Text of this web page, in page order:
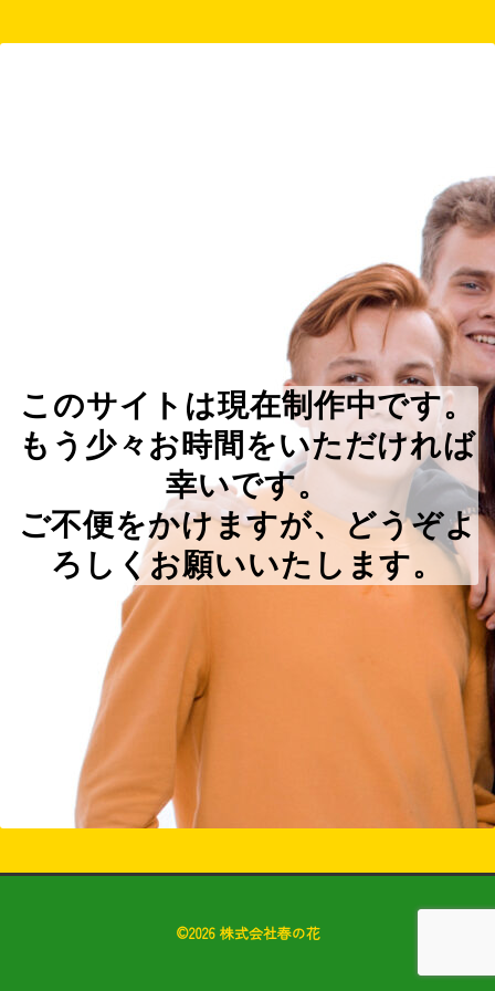
このサイトは現在制作中です。
もう少々お時間をいただければ
幸いです。
ご不便をかけますが、どうぞよ
ろしくお願いいたします。
©2026 株式会社春の花